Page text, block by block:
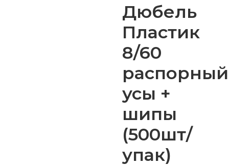
Дюбель
Пластик
8/60
распорный
усы +
шипы
(500шт/
упак)